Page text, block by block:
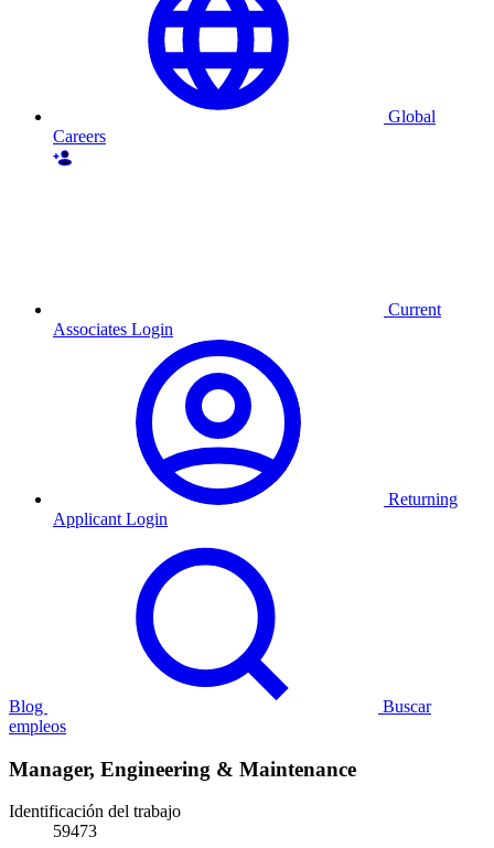
Global
Careers
Current
Associates Login
Returning
Applicant Login
Blog
Buscar
empleos
Manager, Engineering & Maintenance
Identificación del trabajo
59473